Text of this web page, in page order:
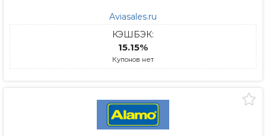
Aviasales.ru
КЭШБЭК:
15.15%
Купонов нет